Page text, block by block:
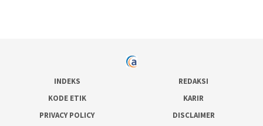
INDEKS
REDAKSI
KODE ETIK
KARIR
PRIVACY POLICY
DISCLAIMER